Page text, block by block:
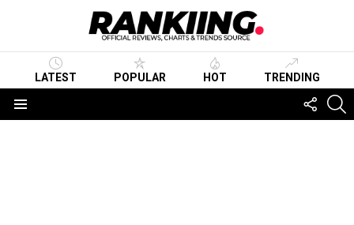
LATEST POPULAR HOT TRENDING
US